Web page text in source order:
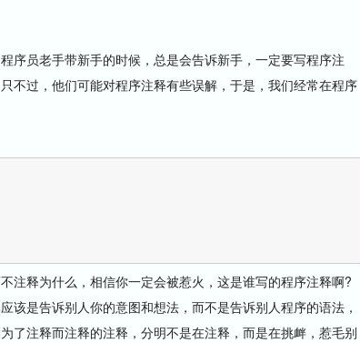
员老手带新手的时候，总是会告诉新手，一定要写程序注
不过，他们可能对程序注释有些误解，于是，我们经常在程序
释为什么，相信你一定会被惹火，这是谁写的程序注释啊?
该是告诉别人你的意图和想法，而不是告诉别人程序的语法，
了注释而注释的注释，分明不是在注释，而是在挑衅，惹毛别